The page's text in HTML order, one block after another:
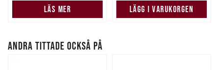
LÄS MER LÄGG I VARUKORGEN
ANDRA TITTADE OCKSÅ PÅ